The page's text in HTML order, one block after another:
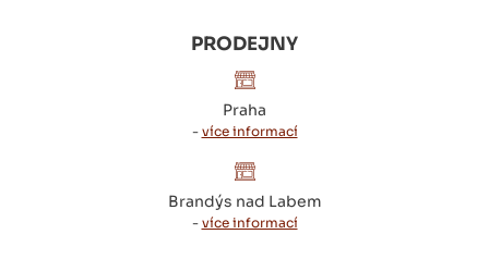
PRODEJNY
Praha
- více informací
Brandýs nad Labem
- více informací